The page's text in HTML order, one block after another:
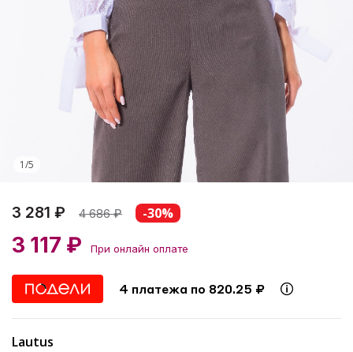
1/5
3 281 ₽ 4 686₽ -30%
3 117 ₽ При онлайн оплате
4 платежа по 820.25 ₽
Lautus